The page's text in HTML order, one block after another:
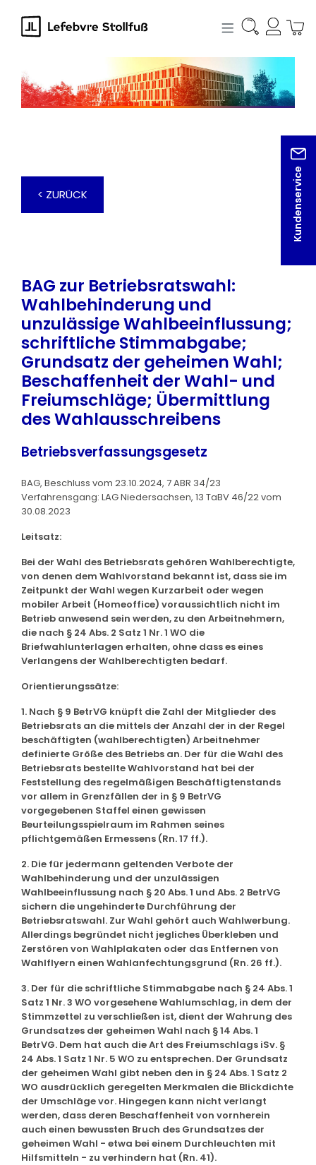
springen
Kundenservice
< ZURÜCK
BAG zur Betriebsratswahl:
Wahlbehinderung und
unzulässige Wahlbeeinflussung;
schriftliche Stimmabgabe;
Grundsatz der geheimen Wahl;
Beschaffenheit der Wahl- und
Freiumschläge; Übermittlung
des Wahlausschreibens
Betriebsverfassungsgesetz
BAG, Beschluss vom 23.10.2024, 7 ABR 34/23
Verfahrensgang: LAG Niedersachsen, 13 TaBV 46/22 vom
30.08.2023
Leitsatz:
Bei der Wahl des Betriebsrats gehören Wahlberechtigte,
von denen dem Wahlvorstand bekannt ist, dass sie im
Zeitpunkt der Wahl wegen Kurzarbeit oder wegen
mobiler Arbeit (Homeoffice) voraussichtlich nicht im
Betrieb anwesend sein werden, zu den Arbeitnehmern,
die nach § 24 Abs. 2 Satz 1 Nr. 1 WO die
Briefwahlunterlagen erhalten, ohne dass es eines
Verlangens der Wahlberechtigten bedarf.
Orientierungssätze:
1. Nach § 9 BetrVG knüpft die Zahl der Mitglieder des
Betriebsrats an die mittels der Anzahl der in der Regel
beschäftigten (wahlberechtigten) Arbeitnehmer
definierte Größe des Betriebs an. Der für die Wahl des
Betriebsrats bestellte Wahlvorstand hat bei der
Feststellung des regelmäßigen Beschäftigtenstands
vor allem in Grenzfällen der in § 9 BetrVG
vorgegebenen Staffel einen gewissen
Beurteilungsspielraum im Rahmen seines
pflichtgemäßen Ermessens (Rn. 17 ff.).
2. Die für jedermann geltenden Verbote der
Wahlbehinderung und der unzulässigen
Wahlbeeinflussung nach § 20 Abs. 1 und Abs. 2 BetrVG
sichern die ungehinderte Durchführung der
Betriebsratswahl. Zur Wahl gehört auch Wahlwerbung.
Allerdings begründet nicht jegliches Überkleben und
Zerstören von Wahlplakaten oder das Entfernen von
Wahlflyern einen Wahlanfechtungsgrund (Rn. 26 ff.).
3. Der für die schriftliche Stimmabgabe nach § 24 Abs. 1
Satz 1 Nr. 3 WO vorgesehene Wahlumschlag, in dem der
Stimmzettel zu verschließen ist, dient der Wahrung des
Grundsatzes der geheimen Wahl nach § 14 Abs. 1
BetrVG. Dem hat auch die Art des Freiumschlags iSv. §
24 Abs. 1 Satz 1 Nr. 5 WO zu entsprechen. Der Grundsatz
der geheimen Wahl gibt neben den in § 24 Abs. 1 Satz 2
WO ausdrücklich geregelten Merkmalen die Blickdichte
der Umschläge vor. Hingegen kann nicht verlangt
werden, dass deren Beschaffenheit von vornherein
auch einen bewussten Bruch des Grundsatzes der
geheimen Wahl - etwa bei einem Durchleuchten mit
Hilfsmitteln - zu verhindern hat (Rn. 41).